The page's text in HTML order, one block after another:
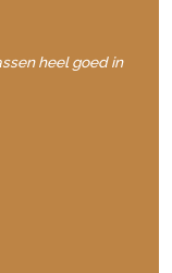
heel goed in